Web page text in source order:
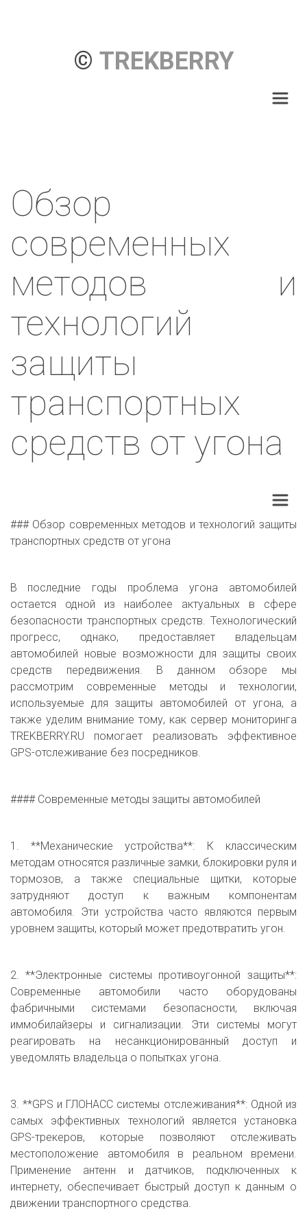
© TREKBERRY
Обзор
современных
методов и
технологий
защиты
транспортных
средств от угона
### Обзор современных методов и технологий защиты
транспортных средств от угона
В последние годы проблема угона автомобилей
остается одной из наиболее актуальных в сфере
безопасности транспортных средств. Технологический
прогресс, однако, предоставляет владельцам
автомобилей новые возможности для защиты своих
средств передвижения. В данном обзоре мы
рассмотрим современные методы и технологии,
используемые для защиты автомобилей от угона, а
также уделим внимание тому, как сервер мониторинга
TREKBERRY.RU помогает реализовать эффективное
GPS-отслеживание без посредников.
#### Современные методы защиты автомобилей
1. **Механические устройства**: К классическим
методам относятся различные замки, блокировки руля и
тормозов, а также специальные щитки, которые
затрудняют доступ к важным компонентам
автомобиля. Эти устройства часто являются первым
уровнем защиты, который может предотвратить угон.
2. **Электронные системы противоугонной защиты**:
Современные автомобили часто оборудованы
фабричными системами безопасности, включая
иммобилайзеры и сигнализации. Эти системы могут
реагировать на несанкционированный доступ и
уведомлять владельца о попытках угона.
3. **GPS и ГЛОНАСС системы отслеживания**: Одной из
самых эффективных технологий является установка
GPS-трекеров, которые позволяют отслеживать
местоположение автомобиля в реальном времени.
Применение антенн и датчиков, подключенных к
интернету, обеспечивает быстрый доступ к данным о
движении транспортного средства.